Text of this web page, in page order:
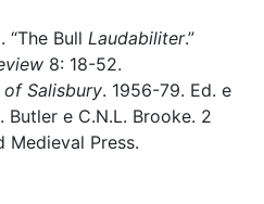
“The Bull Laudabiliter.”
8: 18-52.
Salisbury. 1956-79. Ed. e
Butler e C.N.L. Brooke. 2
Press.